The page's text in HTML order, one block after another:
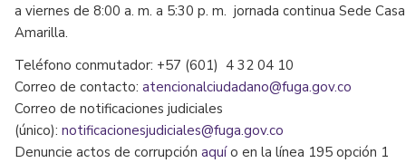
a viernes de 8:00 a. m. a 5:30 p. m. jornada continua Sede Casa
Amarilla.
Teléfono conmutador: +57 (601) 4 32 04 10
Correo de contacto: atencionalciudadano@fuga.gov.co
Correo de notificaciones judiciales
(único): notificacionesjudiciales@fuga.gov.co
Denuncie actos de corrupción aquío en la línea 195 opción 1